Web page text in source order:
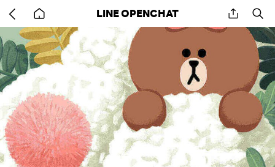
back
to
home
LINE OPENCHAT share